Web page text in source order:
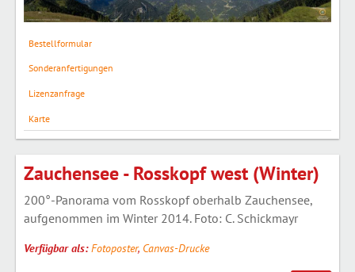
Bestellformular
Sonderanfertigungen
Lizenzanfrage
Karte
Zauchensee - Rosskopf west (Winter)
200°-Panorama vom Rosskopf oberhalb Zauchensee,
aufgenommen im Winter 2014. Foto: C. Schickmayr
Verfügbar als:Fotoposter, Canvas-Drucke